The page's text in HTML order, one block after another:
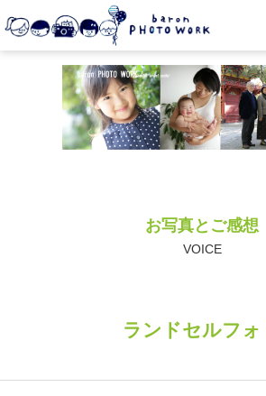
お写真とご感想
VOICE
ランドセルフォ
撮影プラン
私たちについて
● お写真とご感想
取材・企業・オーナーさま
ご予約